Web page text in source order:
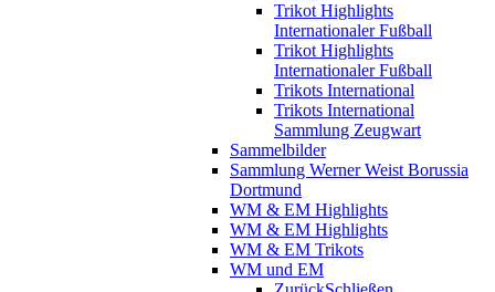
Trikot Highlights
Internationaler Fußball
Trikot Highlights
Internationaler Fußball
Trikots International
Trikots International
Sammlung Zeugwart
Sammelbilder
Sammlung Werner Weist Borussia
Dortmund
WM & EM Highlights
WM & EM Highlights
WM & EM Trikots
WM und EM